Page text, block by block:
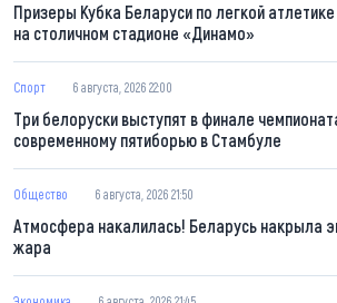
Призеры Кубка Беларуси по легкой
на столичном стадионе «Динамо»
Спорт 6 августа, 2026 22:00
Три белоруски выступят в финале
современному пятиборью в Стамбуле
Общество 6 августа, 2026 21:50
Атмосфера накалилась! Беларусь накрыла
жара